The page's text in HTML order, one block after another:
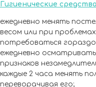
Гигиенические
ежедневно менять
весом или при
потребоваться
ежедневно осматривать
признаков
каждые 2 часа менять
переворачивая его;